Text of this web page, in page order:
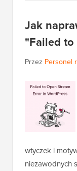
Jak
"Failed
Przez Personel
wtyczek i
niezawodnych